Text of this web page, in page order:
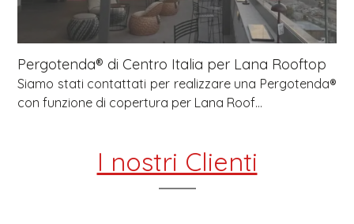
Pergotenda® di Centro Italia per Lana Rooftop
Siamo stati contattati per realizzare una Pergotenda®
con funzione di copertura per Lana Roof...
I nostri Clienti